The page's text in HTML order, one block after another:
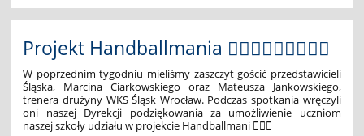
Czasu,
niesamowity
lot
w
przyszłość
🚀
🚀
🚀:
Projekt Handballmania 🤾🏻‍♀️🤾🏻‍♀️🤾🏻‍♀️
W poprzednim tygodniu mieliśmy zaszczyt gościć przedstawicieli
Śląska, Marcina Ciarkowskiego oraz Mateusza Jankowskiego,
trenera drużyny WKS Śląsk Wrocław. Podczas spotkania wręczyli
oni naszej Dyrekcji podziękowania za umożliwienie uczniom
naszej szkoły udziału w projekcie Handballmani 🤾🏻‍♀️